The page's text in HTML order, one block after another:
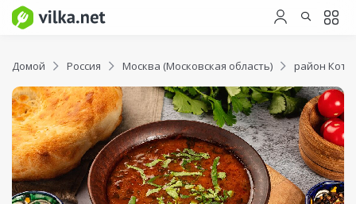
Домой Россия Москва (Московская область) район